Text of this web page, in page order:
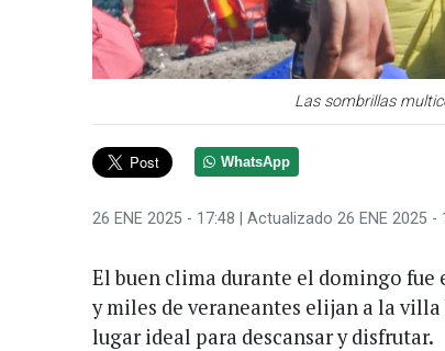
Las sombrillas
WhatsApp
26 ENE 2025 - 17:48 | Actualizado 26 ENE 2025 -
El buen clima durante el domingo fue
y miles de veraneantes elijan a la
lugar ideal para descansar y disfrutar.